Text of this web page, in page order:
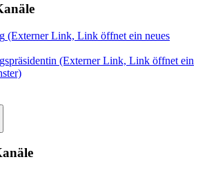
(Externer Link, Link öffnet ein neues
(Externer Link, Link öffnet ein